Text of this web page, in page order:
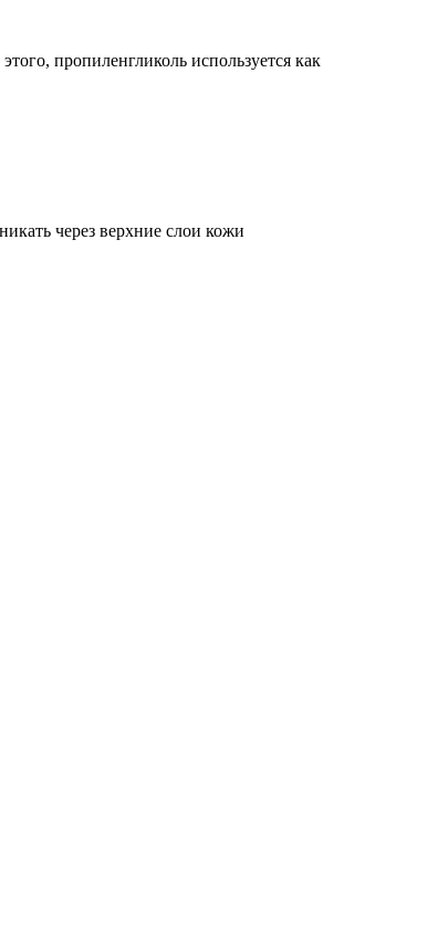
пропиленгликоль используется как
через верхние слои кожи